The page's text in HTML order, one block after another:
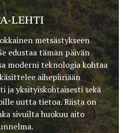
LEHTI
metsästykseen
edustaa tämän päivän
moderni teknologia kohtaa
aihepiiriään
ja yksityiskohtaisesti sekä
uutta tietoa. Riista on
sivuilta huokuu aito